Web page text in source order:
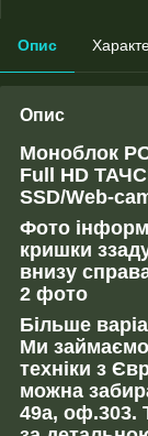
Опис
Опис
Моноблок
Full HD
SSD/Web-
Фото
кришки
внизу
2 фото
Більше
Ми
техніки з
можна
49а, оф.303.